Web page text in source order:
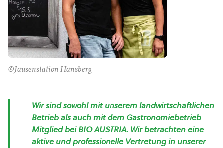
©Jausenstation Hansberg
Wir sind sowohl mit unserem landwirtschaftlichen
Betrieb als auch mit dem Gastronomiebetrieb
Mitglied bei BIO AUSTRIA. Wir betrachten eine
aktive und professionelle Vertretung in unserer